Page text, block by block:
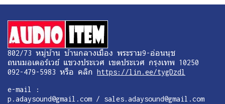
802/73 หมู่บ้าน บ้านกลางเมือง พระราม9-อ่อนนุช
ถนนมอเตอร์เวย์ แขวงประเวศ เขตประเวศ กรุงเทพ 10250
092-479-5983 หรือ คลิก https://lin.ee/tygDzdl
e-mail :
p.adaysound@gmail.com / sales.adaysound@gmail.com